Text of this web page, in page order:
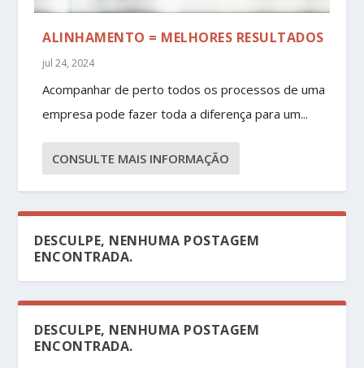
ALINHAMENTO = MELHORES RESULTADOS
jul 24, 2024
Acompanhar de perto todos os processos de uma
empresa pode fazer toda a diferença para um...
CONSULTE MAIS INFORMAÇÃO
DESCULPE, NENHUMA POSTAGEM
ENCONTRADA.
DESCULPE, NENHUMA POSTAGEM
ENCONTRADA.